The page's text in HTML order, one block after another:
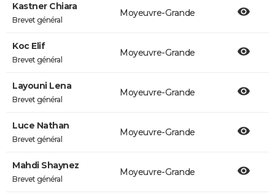
Kastner Chiara
Brevet général
Moyeuvre-Grande
Koc Elif
Brevet général
Moyeuvre-Grande
Layouni Lena
Brevet général
Moyeuvre-Grande
Luce Nathan
Brevet général
Moyeuvre-Grande
Mahdi Shaynez
Brevet général
Moyeuvre-Grande